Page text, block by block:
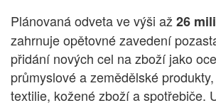
Plánovaná odveta ve výši až 26
zahrnuje opětovné zavedení
přidání nových cel na zboží jako
průmyslové a zemědělské
textilie, kožené zboží a spotřebiče.